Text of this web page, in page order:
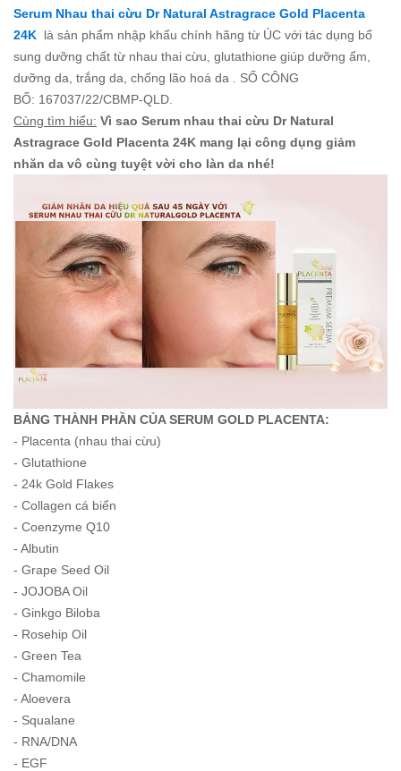
Serum Nhau thai cừu Dr Natural Astragrace Gold Placenta
24K là sản phẩm nhập khẩu chính hãng từ ÚC với tác dụng bổ
sung dưỡng chất từ nhau thai cừu, glutathione giúp dưỡng ẩm,
dưỡng da, trắng da, chống lão hoá da . SỐ CÔNG
BỐ: 167037/22/CBMP-QLD.
Cùng tìm hiểu: Vì sao Serum nhau thai cừu Dr Natural
Astragrace Gold Placenta 24K mang lại công dụng giảm
nhăn da vô cùng tuyệt vời cho làn da nhé!
BẢNG THÀNH PHẦN CỦA SERUM GOLD PLACENTA:
- Placenta (nhau thai cừu)
- Glutathione
- 24k Gold Flakes
- Collagen cá biển
- Coenzyme Q10
- Albutin
- Grape Seed Oil
- JOJOBA Oil
- Ginkgo Biloba
- Rosehip Oil
- Green Tea
- Chamomile
- Aloevera
- Squalane
- RNA/DNA
- EGF